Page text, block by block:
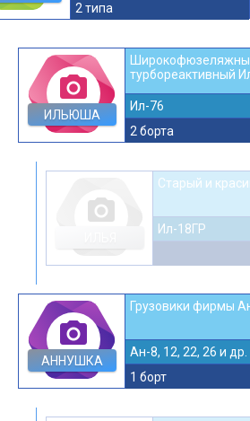
2 типа
photo_camera
ИЛЬЮША
турбореактивный
Ил-76
2 борта
photo_camera
Старый и
Ил-18ГР
photo_camera
АННУШКА
Грузовики фирмы
Ан-8, 12, 22, 26 и др.
1 борт